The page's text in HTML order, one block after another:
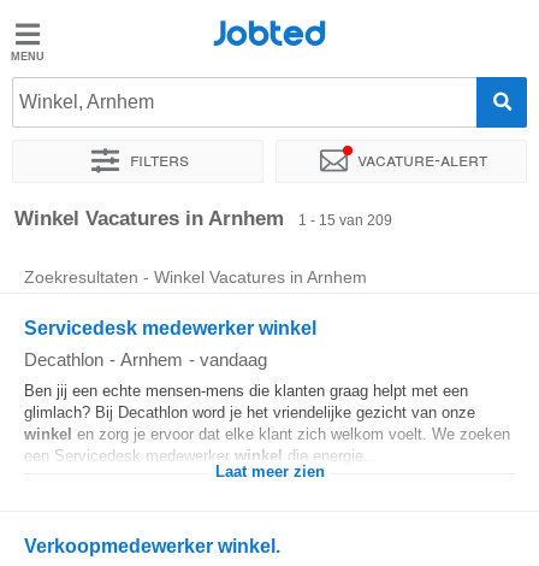
Jobted
Vacatures
Salarissen
Jobted
Winkel, Arnhem
Filters Vacature-alert
Sorteer op Exacte locatie Bedrijf Uitzendbureau
Winkel Vacatures in Arnhem 1 - 15 van 209
Zoekresultaten - Winkel Vacatures in Arnhem
Servicedesk medewerker winkel
Decathlon - Arnhem - vandaag
Ben jij een echte mensen-mens die klanten graag helpt met een
glimlach? Bij Decathlon word je het vriendelijke gezicht van onze
winkel en zorg je ervoor dat elke klant zich welkom voelt. We zoeken
een Servicedesk medewerker winkel die energie...
Laat meer zien
Verkoopmedewerker winkel.